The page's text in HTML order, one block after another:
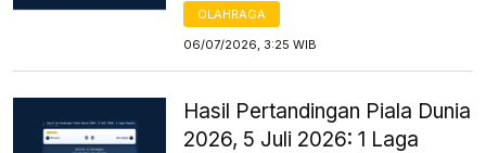
OLAHRAGA
06/07/2026, 3:25 WIB
Hasil Pertandingan Piala Dunia
2026, 5 Juli 2026: 1 Laga